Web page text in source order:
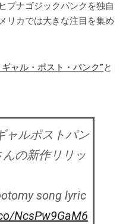
プナゴジックパンクを独自
リカでは大きな注目を集め
ャル・ポスト・パンク”と
ャルポストパン
んの新作リリッ
song lyric
NcsPw9GaM6